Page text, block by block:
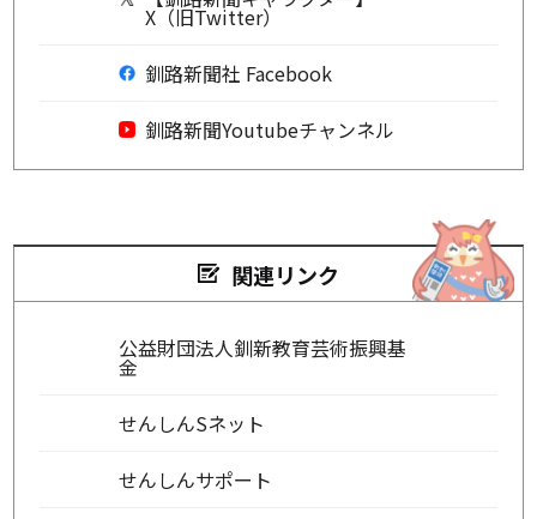
X（旧Twitter）
釧路新聞社 Facebook
釧路新聞Youtubeチャンネル
関連リンク
公益財団法人釧新教育芸術振興基
金
せんしんSネット
せんしんサポート